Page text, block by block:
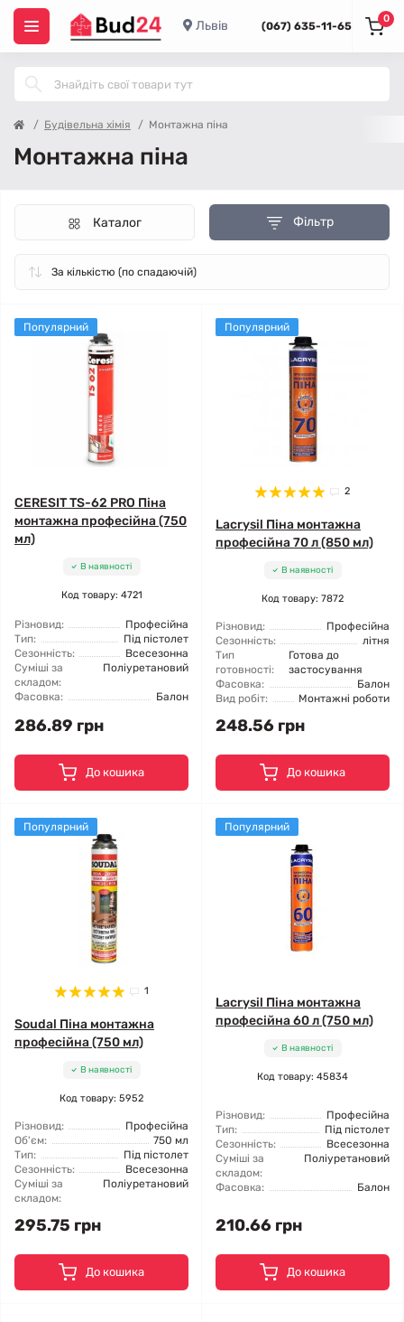
Львів (067) 635-11-65
0
Будівельна хімія Монтажна піна
Монтажна піна
Фільтр
Каталог
Популярний
CERESIT TS-62 PRO Піна
монтажна професійна (750
мл)
В наявності
Код товару: 4721
Різновид:
Професійна
Тип:
Під пістолет
Сезонність:
Всесезонна
Суміші за
складом:
Поліуретановий
Фасовка: Балон
286.89 грн
До кошика
Популярний
2
Lacrysil Піна монтажна
професійна 70 л (850 мл)
В наявності
Код товару: 7872
Різновид:
Професійна
Сезонність:
літня
Тип
готовності:
Готова до
застосування
Фасовка:
Балон
Вид робіт:
Монтажні роботи
248.56 грн
До кошика
Популярний
1
Soudal Піна монтажна
професійна (750 мл)
В наявності
Код товару: 5952
Різновид:
Професійна
Об'єм:
750 мл
Тип:
Під пістолет
Сезонність:
Всесезонна
Суміші за
складом:
Поліуретановий
295.75 грн
До кошика
Популярний
Lacrysil Піна монтажна
професійна 60 л (750 мл)
В наявності
Код товару: 45834
Різновид:
Професійна
Тип:
Під пістолет
Сезонність:
Всесезонна
Суміші за
складом:
Поліуретановий
Фасовка: Балон
210.66 грн
До кошика